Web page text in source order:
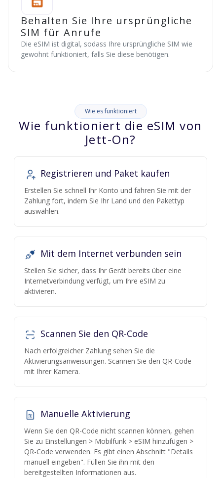
Behalten Sie Ihre ursprüngliche
SIM für Anrufe
Die eSIM ist digital, sodass Ihre ursprüngliche SIM wie
gewohnt funktioniert, falls Sie diese benötigen.
Wie es funktioniert
Wie funktioniert die eSIM von
Jett-On?
Registrieren und Paket kaufen
Erstellen Sie schnell Ihr Konto und fahren Sie mit der
Zahlung fort, indem Sie Ihr Land und den Pakettyp
auswählen.
Mit dem Internet verbunden sein
Stellen Sie sicher, dass Ihr Gerät bereits über eine
Internetverbindung verfügt, um Ihre eSIM zu
aktivieren.
Scannen Sie den QR-Code
Nach erfolgreicher Zahlung sehen Sie die
Aktivierungsanweisungen. Scannen Sie den QR-Code
mit Ihrer Kamera.
Manuelle Aktivierung
Wenn Sie den QR-Code nicht scannen können, gehen
Sie zu Einstellungen > Mobilfunk > eSIM hinzufügen >
QR-Code verwenden. Es gibt einen Abschnitt "Details
manuell eingeben". Füllen Sie ihn mit den
bereitgestellten Informationen aus.